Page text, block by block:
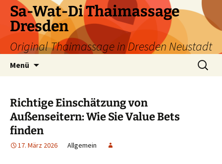
Zum
Inhalt
springen
Sa-Wat-Di Thaimassage
Dresden
Original Thaimassage in Dresden Neustadt
Menü
Suchen
nach:
Richtige Einschätzung von
Außenseitern: Wie Sie Value Bets
finden
17. März 2026 Allgemein